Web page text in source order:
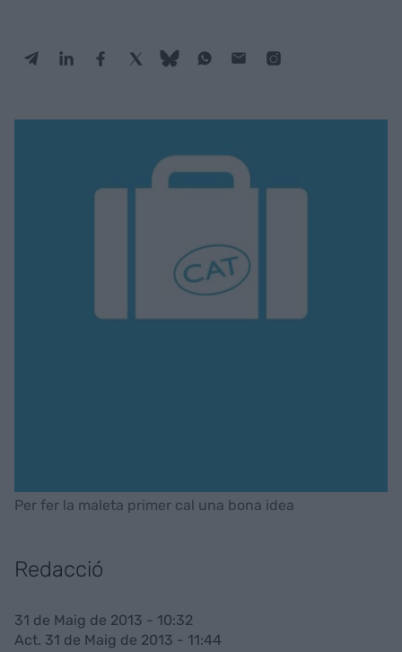
Per fer la maleta primer cal una bona idea
Redacció
31 de Maig de 2013 - 10:32
Act. 31 de Maig de 2013 - 11:44